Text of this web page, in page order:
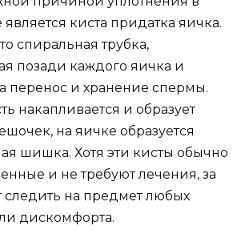
киста придатка яичка.
спиральная трубка,
позади каждого яичка и
перенос и хранение спермы.
накапливается и образует
на яичке образуется
шишка. Хотя эти кисты обычно
и не требуют лечения, за
следить на предмет любых
дискомфорта.